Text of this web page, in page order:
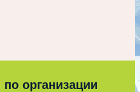
организации